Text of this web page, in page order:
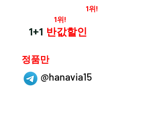
@hanavia15
1위!
1위!
1+1 반값할인
정품만